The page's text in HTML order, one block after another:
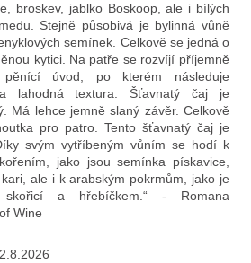
broskev, jablko Boskoop, ale i bílých
Stejně působivá je bylinná vůně
semínek. Celkově se jedná o
kytici. Na patře se rozvíjí příjemně
úvod, po kterém následuje
lahodná textura. Šťavnatý čaj je
Má lehce jemně slaný závěr. Celkově
pro patro. Tento šťavnatý čaj je
svým vytříbeným vůním se hodí k
jako jsou semínka pískavice,
ale i k arabským pokrmům, jako je
a hřebíčkem.“ - Romana
Wine